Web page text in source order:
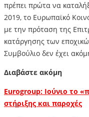
πρέπει πρώτα να
2019, το Ευρωπαϊκό
με την πρόταση της
κατάργησης των
Συμβούλιο δεν έχει
Διαβάστε ακόμη
Eurogroup: Ιούνιο το
στήριξης και παροχές